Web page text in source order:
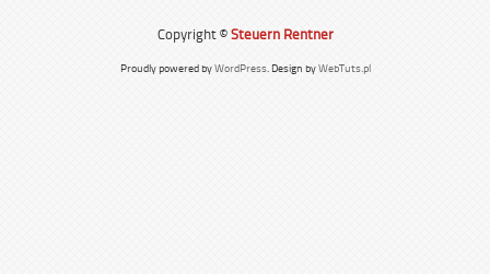
Copyright © Steuern Rentner
Proudly powered byWordPress. Design byWebTuts.pl